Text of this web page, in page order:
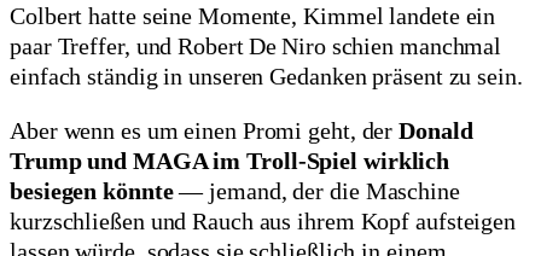
Colbert hatte seine Momente, Kimmel landete ein
paar Treffer, und Robert De Niro schien manchmal
einfach ständig in unseren Gedanken präsent zu sein.
Aber wenn es um einen Promi geht, derDonald
Trump und MAGA im Troll-Spiel wirklich
besiegen könnte— jemand, der die Maschine
kurzschließen und Rauch aus ihrem Kopf aufsteigen